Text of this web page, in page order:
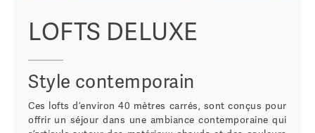
LOFTS DELUXE
Style contemporain
Ces lofts d’environ 40 mètres carrés, sont conçus pour
offrir un séjour dans une ambiance contemporaine qui